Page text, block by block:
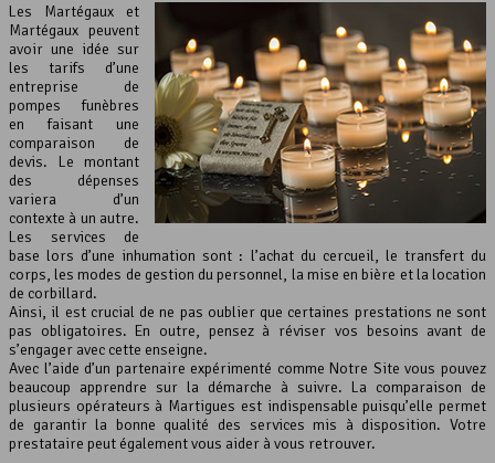
Les Martégaux et
Martégaux peuvent
avoir une idée sur
les tarifs d’une
entreprise de
pompes funèbres
en faisant une
comparaison de
devis. Le montant
des dépenses
variera d’un
contexte à un autre.
Les services de
base lors d’une inhumation sont : l’achat du cercueil, le transfert du
corps, les modes de gestion du personnel, la mise en bière et la location
de corbillard.
Ainsi, il est crucial de ne pas oublier que certaines prestations ne sont
pas obligatoires. En outre, pensez à réviser vos besoins avant de
s’engager avec cette enseigne.
Avec l’aide d’un partenaire expérimenté comme Notre Site vous pouvez
beaucoup apprendre sur la démarche à suivre. La comparaison de
plusieurs opérateurs à Martigues est indispensable puisqu’elle permet
de garantir la bonne qualité des services mis à disposition. Votre
prestataire peut également vous aider à vous retrouver.